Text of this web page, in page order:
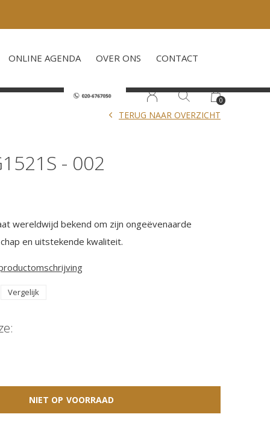
ONLINE AGENDA OVER ONS CONTACT
0
- 002
TERUG NAAR OVERZICHT
wereldwijd bekend om zijn ongeëvenaarde
en uitstekende kwaliteit.
Vergelijk
NIET OP VOORRAAD